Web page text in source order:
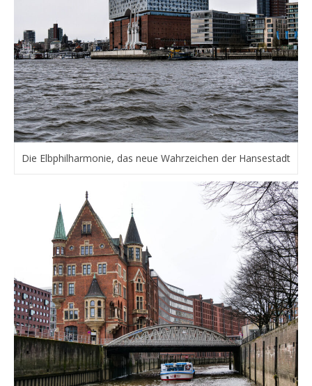
Die Elbphilharmonie, das neue Wahrzeichen der Hansestadt